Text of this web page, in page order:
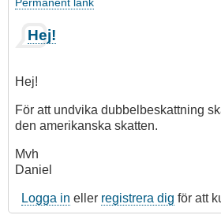
Permanent länk
Hej!
Hej!
För att undvika dubbelbeskattning
den amerikanska skatten.
Mvh
Daniel
Logga in eller registrera dig för att